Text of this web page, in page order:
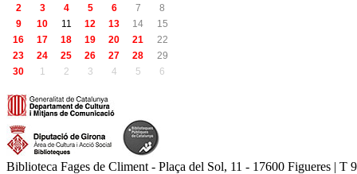
2
3 4 5 6 7
8
9
10 11 12 13 14
15
16
17 18 19 20 21
22
23
24 25 26 27 28
29
30
1 2 3 4 5 6
Biblioteca Fages de Climent - Plaça del Sol, 11 - 17600 Figueres |